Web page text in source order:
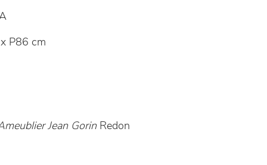
P86 cm
Jean GorinRedon